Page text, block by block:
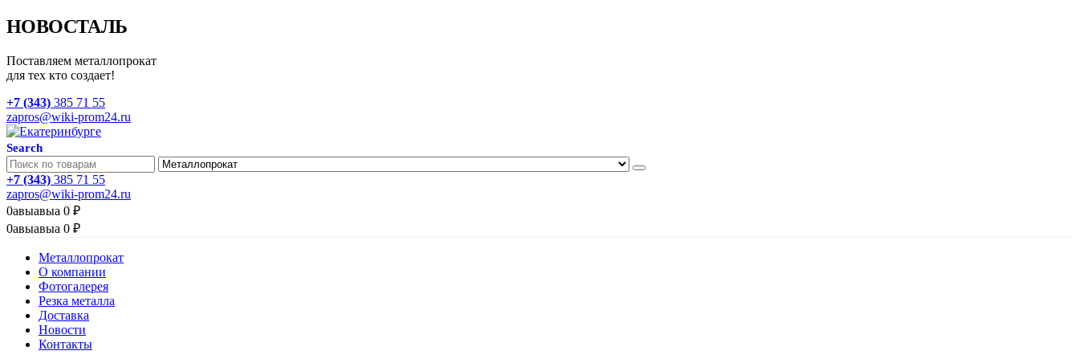
НОВОСТАЛЬ
Поставляем металлопрокат
для тех кто создает!
+7 (343) 385 71 55
zapros@wiki-prom24.ru
Search
+7 (343) 385 71 55
zapros@wiki-prom24.ru
0авыавыа 0 ₽
0авыавыа 0 ₽
Металлопрокат
О компании
Фотогалерея
Резка металла
Доставка
Новости
Контакты